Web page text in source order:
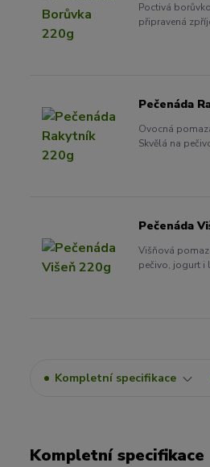
Poctivá
připravená
Pečenáda
Ovocná
Skvělá na
Pečenáda
Višňová
pečivo, jogurt i
Kompletní specifikace
Kompletní specifikace